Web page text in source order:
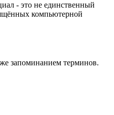
- это не единственный
компьютерной
запоминанием терминов.